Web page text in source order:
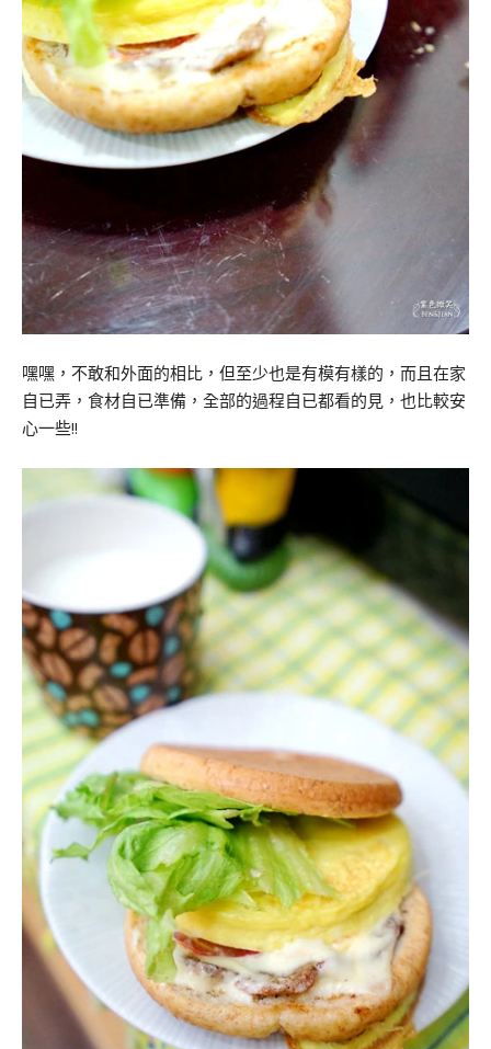
嘿嘿，不敢和外面的相比，但至少也是有模有樣的，而且在家
自已弄，食材自已準備，全部的過程自已都看的見，也比較安
心一些!!